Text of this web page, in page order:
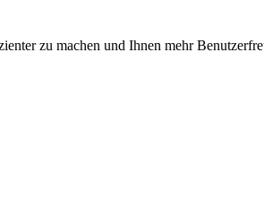
zu machen und Ihnen mehr